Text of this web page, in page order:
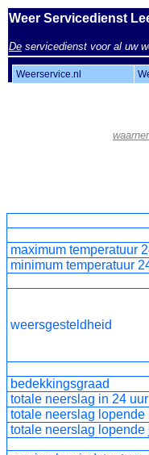
Weer Servicedienst
De servicedienst voor al uw
Weerservice.nl
maximum temperatuur
minimum temperatuur
weersgesteldheid
bedekkingsgraad
totale neerslag in 24 uur
totale neerslag lopende
totale neerslag lopende